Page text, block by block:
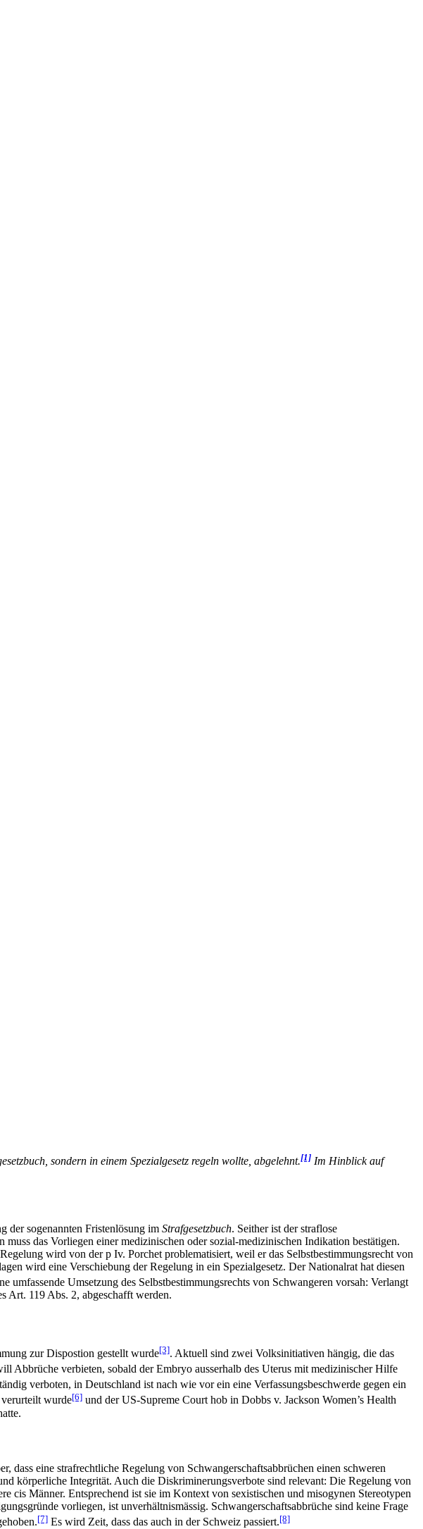
sondern in einem Spezialgesetz regeln wollte, abgelehnt.[1] Im Hinblick auf
der sogenannten Fristenlösung im Strafgesetzbuch. Seither ist der straflose
das Vorliegen einer medizinischen oder sozial-medizinischen Indikation bestätigen.
wird von der p Iv. Porchet problematisiert, weil er das Selbstbestimmungsrecht von
wird eine Verschiebung der Regelung in ein Spezialgesetz. Der Nationalrat hat diesen
umfassende Umsetzung des Selbstbestimmungsrechts von Schwangeren vorsah: Verlangt
Art. 119 Abs. 2, abgeschafft werden.
zur Dispostion gestellt wurde[3]. Aktuell sind zwei Volksinitiativen hängig, die das
Abbrüche verbieten, sobald der Embryo ausserhalb des Uterus mit medizinischer Hilfe
verboten, in Deutschland ist nach wie vor ein eine Verfassungsbeschwerde gegen ein
wurde[6] und der US-Supreme Court hob in Dobbs v. Jackson Women’s Health
eine strafrechtliche Regelung von Schwangerschaftsabbrüchen einen schweren
körperliche Integrität. Auch die Diskriminerungsverbote sind relevant: Die Regelung von
cis Männer. Entsprechend ist sie im Kontext von sexistischen und misogynen Stereotypen
vorliegen, ist unverhältnismässig. Schwangerschaftsabbrüche sind keine Frage
[7] Es wird Zeit, dass das auch in der Schweiz passiert.[8]